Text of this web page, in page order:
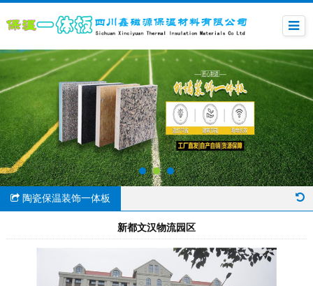
陶瓷保温装饰一体板
新都文汉物流园区